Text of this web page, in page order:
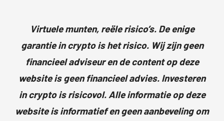
Virtuele munten, reële risico’s. De enige
garantie in crypto is het risico. Wij zijn geen
financieel adviseur en de content op deze
website is geen financieel advies. Investeren
in crypto is risicovol. Alle informatie op deze
website is informatief en geen aanbeveling om